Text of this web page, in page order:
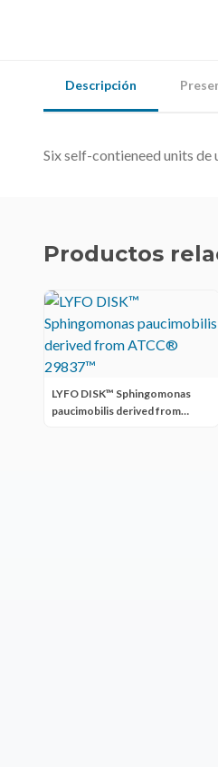
Descripción
Six self-contieneed units de
Productos
LYFO DISK™ Sphingomonas
paucimobilis derived from